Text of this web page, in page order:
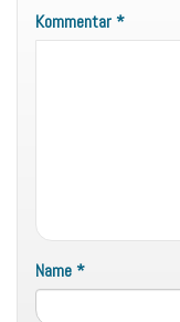
Kommentar*
Name*